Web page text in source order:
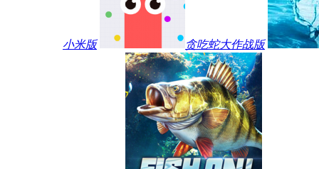
小米版 贪吃蛇大作战版